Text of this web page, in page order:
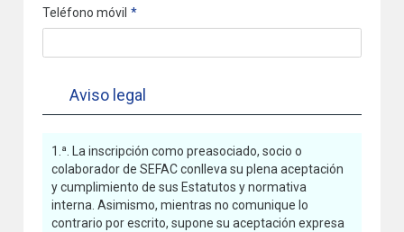
Teléfono móvil
Aviso legal
1.ª. La inscripción como preasociado, socio o
colaborador de SEFAC conlleva su plena aceptación
y cumplimiento de sus Estatutos y normativa
interna. Asimismo, mientras no comunique lo
contrario por escrito, supone su aceptación expresa